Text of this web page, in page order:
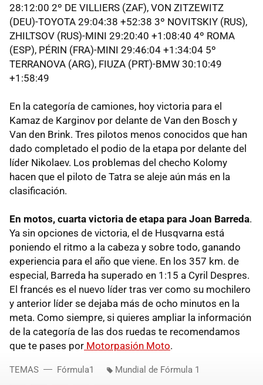
28:12:00 2º DE VILLIERS (ZAF), VON ZITZEWITZ
(DEU)-TOYOTA 29:04:38 +52:38 3º NOVITSKIY (RUS),
ZHILTSOV (RUS)-MINI 29:20:40 +1:08:40 4º ROMA
(ESP), PÉRIN (FRA)-MINI 29:46:04 +1:34:04 5º
TERRANOVA (ARG), FIUZA (PRT)-BMW 30:10:49
+1:58:49
En la categoría de camiones, hoy victoria para el
Kamaz de Karginov por delante de Van den Bosch y
Van den Brink. Tres pilotos menos conocidos que han
dado completado el podio de la etapa por delante del
líder Nikolaev. Los problemas del checho Kolomy
hacen que el piloto de Tatra se aleje aún más en la
clasificación.
En motos, cuarta victoria de etapa para Joan Barreda.
Ya sin opciones de victoria, el de Husqvarna está
poniendo el ritmo a la cabeza y sobre todo, ganando
experiencia para el año que viene. En los 357 km. de
especial, Barreda ha superado en 1:15 a Cyril Despres.
El francés es el nuevo líder tras ver como su mochilero
y anterior líder se dejaba más de ocho minutos en la
meta. Como siempre, si quieres ampliar la información
de la categoría de las dos ruedas te recomendamos
que te pases por Motorpasión Moto.
TEMAS Fórmula1 Mundial de Fórmula 1